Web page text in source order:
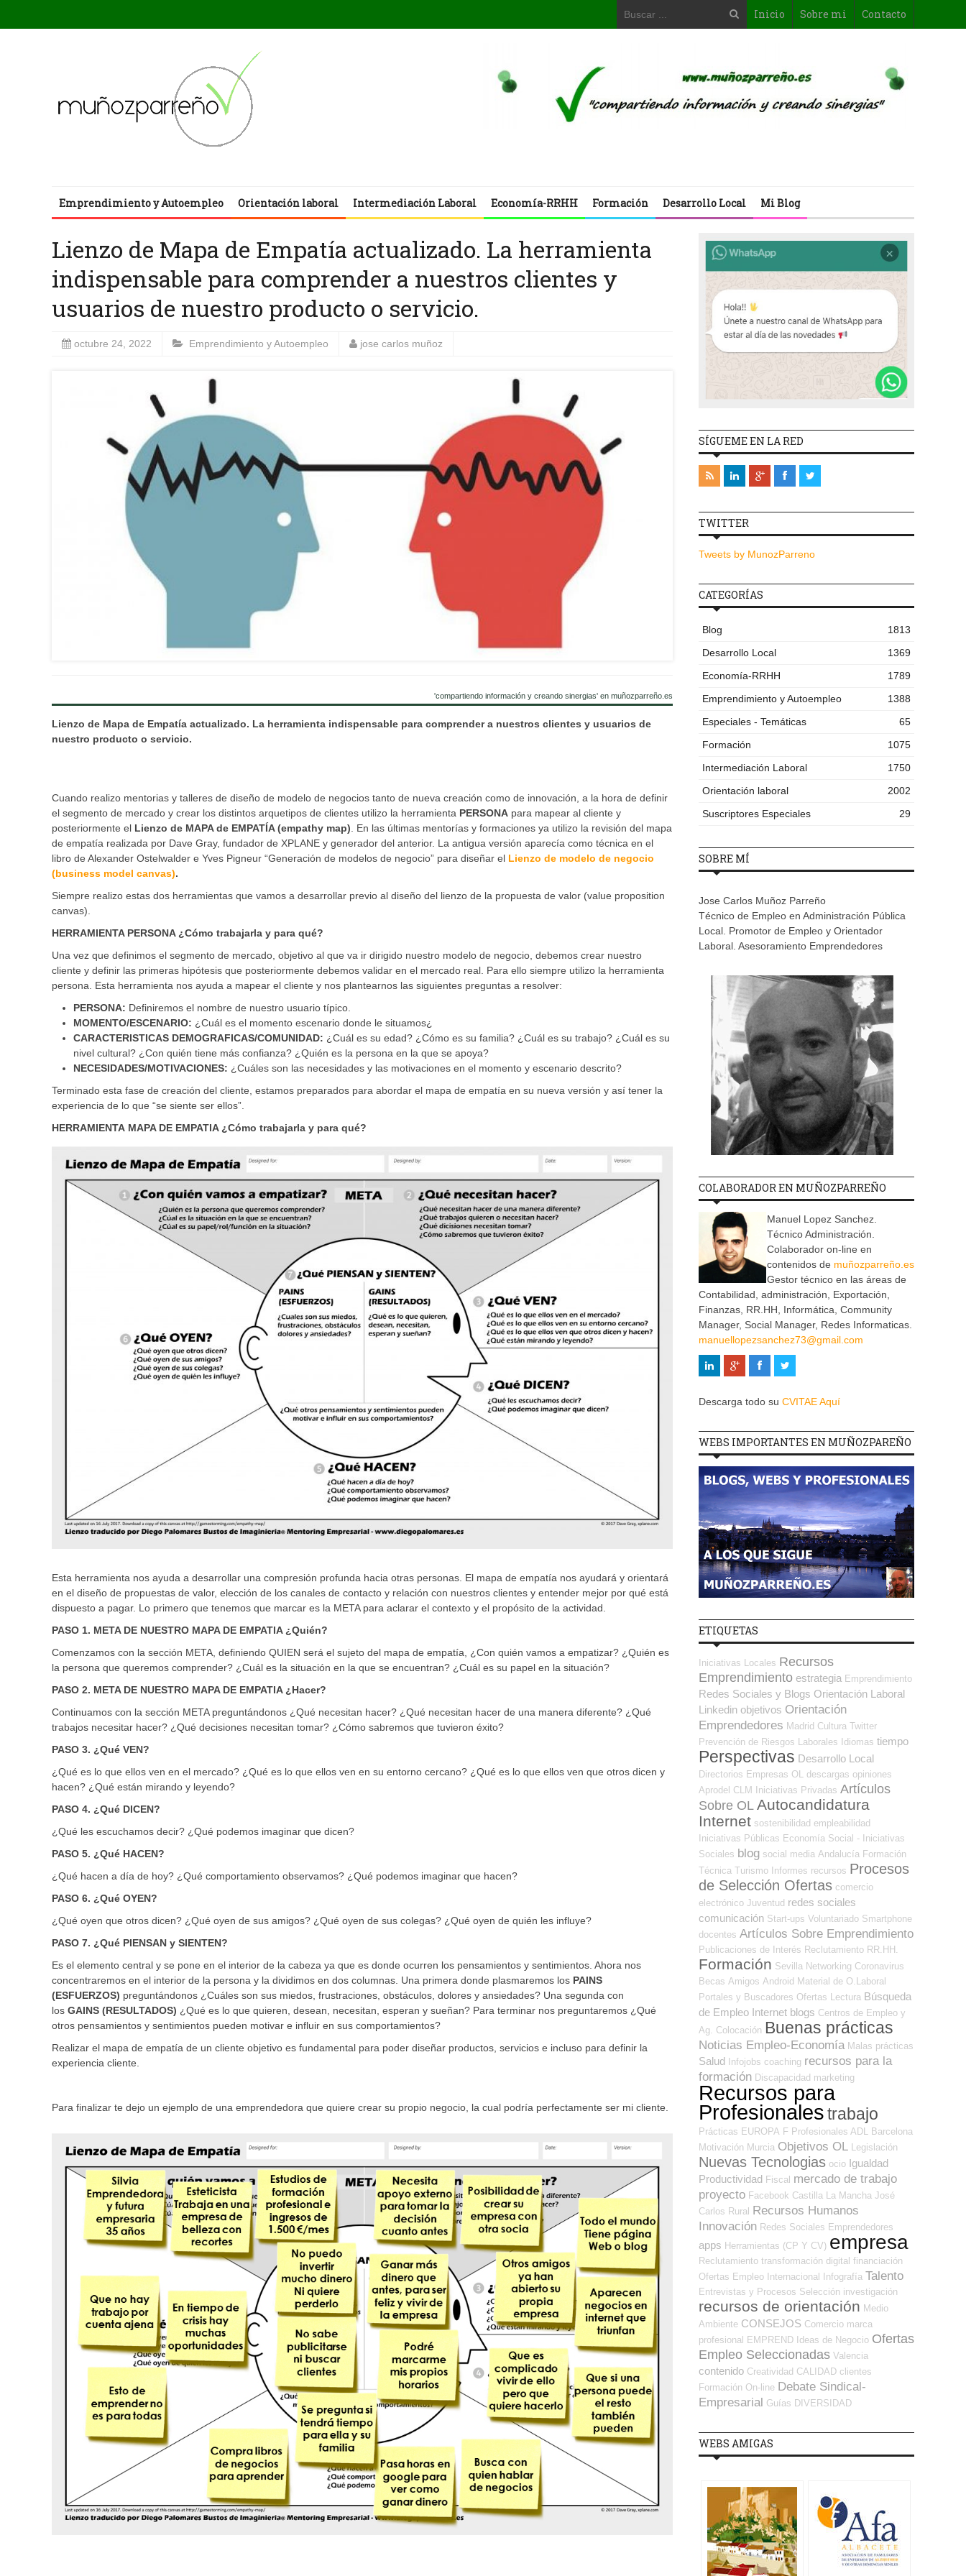
Inicio Sobre mi Contacto
Emprendimiento y Autoempleo Orientación laboral Intermediación Laboral Economía-RRHH Formación Desarrollo Local Mi Blog
Lienzo de Mapa de Empatía actualizado. La herramienta
indispensable para comprender a nuestros clientes y
usuarios de nuestro producto o servicio.
octubre 24, 2022 Emprendimiento y Autoempleo jose carlos muñoz
'compartiendo información y creando sinergias' en muñozparreño.es
Lienzo de Mapa de Empatía actualizado. La herramienta indispensable para comprender a nuestros clientes y usuarios de
nuestro producto o servicio.
Cuando realizo mentorias y talleres de diseño de modelo de negocios tanto de nueva creación como de innovación, a la hora de definir
el segmento de mercado y crear los distintos arquetipos de clientes utilizo la herramienta PERSONA para mapear al cliente y
posteriormente el Lienzo de MAPA de EMPATÍA (empathy map). En las últimas mentorías y formaciones ya utilizo la revisión del mapa
de empatía realizada por Dave Gray, fundador de XPLANE y generador del anterior. La antigua versión aparecía como técnica en el
libro de Alexander Ostelwalder e Yves Pigneur “Generación de modelos de negocio” para diseñar el Lienzo de modelo de negocio
(business model canvas).
Siempre realizo estas dos herramientas que vamos a desarrollar previo al diseño del lienzo de la propuesta de valor (value proposition
canvas).
HERRAMIENTA PERSONA ¿Cómo trabajarla y para qué?
Una vez que definimos el segmento de mercado, objetivo al que va ir dirigido nuestro modelo de negocio, debemos crear nuestro
cliente y definir las primeras hipótesis que posteriormente debemos validar en el mercado real. Para ello siempre utilizo la herramienta
persona. Esta herramienta nos ayuda a mapear el cliente y nos plantearnos las siguientes preguntas a resolver:
PERSONA: Definiremos el nombre de nuestro usuario típico.
MOMENTO/ESCENARIO: ¿Cuál es el momento escenario donde le situamos¿
CARACTERISTICAS DEMOGRAFICAS/COMUNIDAD: ¿Cuál es su edad? ¿Cómo es su familia? ¿Cuál es su trabajo? ¿Cuál es su
nivel cultural? ¿Con quién tiene más confianza? ¿Quién es la persona en la que se apoya?
NECESIDADES/MOTIVACIONES: ¿Cuáles son las necesidades y las motivaciones en el momento y escenario descrito?
Terminado esta fase de creación del cliente, estamos preparados para abordar el mapa de empatía en su nueva versión y así tener la
experiencia de lo que “se siente ser ellos”.
HERRAMIENTA MAPA DE EMPATIA ¿Cómo trabajarla y para qué?
Esta herramienta nos ayuda a desarrollar una compresión profunda hacia otras personas. El mapa de empatía nos ayudará y orientará
en el diseño de propuestas de valor, elección de los canales de contacto y relación con nuestros clientes y entender mejor por qué está
dispuesto a pagar. Lo primero que tenemos que marcar es la META para aclarar el contexto y el propósito de la actividad.
PASO 1. META DE NUESTRO MAPA DE EMPATIA ¿Quién?
Comenzamos con la sección META, definiendo QUIEN será el sujeto del mapa de empatía, ¿Con quién vamos a empatizar? ¿Quién es
la persona que queremos comprender? ¿Cuál es la situación en la que se encuentran? ¿Cuál es su papel en la situación?
PASO 2. META DE NUESTRO MAPA DE EMPATIA ¿Hacer?
Continuamos con la sección META preguntándonos ¿Qué necesitan hacer? ¿Qué necesitan hacer de una manera diferente? ¿Qué
trabajos necesitar hacer? ¿Qué decisiones necesitan tomar? ¿Cómo sabremos que tuvieron éxito?
PASO 3. ¿Qué VEN?
¿Qué es lo que ellos ven en el mercado? ¿Qué es lo que ellos ven en su entorno cercano? ¿Qué es lo que ellos ven que otros dicen y
hacen? ¿Qué están mirando y leyendo?
PASO 4. ¿Qué DICEN?
¿Qué les escuchamos decir? ¿Qué podemos imaginar que dicen?
PASO 5. ¿Qué HACEN?
¿Qué hacen a día de hoy? ¿Qué comportamiento observamos? ¿Qué podemos imaginar que hacen?
PASO 6. ¿Qué OYEN?
¿Qué oyen que otros dicen? ¿Qué oyen de sus amigos? ¿Qué oyen de sus colegas? ¿Qué oyen de quién les influye?
PASO 7. ¿Qué PIENSAN y SIENTEN?
Es el elemento central y se pone en el interior de la cabeza ya que es donde ocurren los pensamientos y sentimientos. Ahora nos
concentraremos en el interior de la persona y la dividimos en dos columnas. Una primera donde plasmaremos los PAINS
(ESFUERZOS) preguntándonos ¿Cuáles son sus miedos, frustraciones, obstáculos, dolores y ansiedades? Una segunda con
los GAINS (RESULTADOS) ¿Qué es lo que quieren, desean, necesitan, esperan y sueñan? Para terminar nos preguntaremos ¿Qué
otros pensamientos y sentimientos pueden motivar e influir en sus comportamientos?
Realizar el mapa de empatía de un cliente objetivo es fundamental para poder diseñar productos, servicios e incluso para definir la
experiencia cliente.
Para finalizar te dejo un ejemplo de una emprendedora que quiere crear su propio negocio, la cual podría perfectamente ser mi cliente.
SÍGUEME EN LA RED
TWITTER
Tweets by MunozParreno
CATEGORÍAS
Blog
1813
Desarrollo Local
1369
Economía-RRHH
1789
Emprendimiento y Autoempleo
1388
Especiales - Temáticas
65
Formación
1075
Intermediación Laboral
1750
Orientación laboral
2002
Suscriptores Especiales
29
SOBRE MÍ
Jose Carlos Muñoz Parreño
Técnico de Empleo en Administración Pública
Local. Promotor de Empleo y Orientador
Laboral. Asesoramiento Emprendedores
COLABORADOR EN MUÑOZPARREÑO
Manuel Lopez Sanchez.
Técnico Administración.
Colaborador on-line en
contenidos de muñozparreño.es
Gestor técnico en las áreas de
Contabilidad, administración, Exportación,
Finanzas, RR.HH, Informática, Community
Manager, Social Manager, Redes Informaticas.
manuellopezsanchez73@gmail.com
Descarga todo su CVITAE Aquí
WEBS IMPORTANTES EN MUÑOZPAREÑO
ETIQUETAS
Iniciativas Locales Recursos
Emprendimiento estrategia Emprendimiento
Redes Sociales y Blogs Orientación Laboral
Linkedin objetivos Orientación
Emprendedores Madrid Cultura Twitter
Prevención de Riesgos Laborales
Idiomas tiempo
Perspectivas Desarrollo Local
Directorios Empresas OL descargas opiniones
Aprodel CLM
Iniciativas Privadas Artículos
Sobre OL Autocandidatura
Internet sostenibilidad empleabilidad
Iniciativas Públicas Economía Social - Iniciativas
Sociales blog social media Andalucía Formación
Técnica Turismo Informes recursos Procesos
de Selección Ofertas comercio
electrónico Juventud redes sociales
comunicación Start-ups Voluntariado Smartphone
docentes Artículos Sobre Emprendimiento
Publicaciones de Interés Reclutamiento RR.HH.
Formación Sevilla Networking Coronavirus
Becas Amigos Android Material de O.Laboral
Portales y Buscadores Ofertas
Lectura Búsqueda
de Empleo Internet blogs Centros de Empleo y
Ag. Colocación Buenas prácticas
Noticias Empleo-Economía Malas prácticas
Salud Infojobs coaching recursos para la
formación Discapacidad marketing
Recursos para
Profesionalestrabajo
Prácticas EUROPA F Profesionales ADL
Barcelona
Motivación Murcia Objetivos OL Legislación
Nuevas Tecnologias ocio Igualdad
Productividad Fiscal mercado de trabajo
proyecto Facebook Castilla La Mancha José
Carlos Rural Recursos Humanos
Innovación Redes Sociales Emprendedores
apps Herramientas (CP Y CV) empresa
Reclutamiento transformación digital financiación
Ofertas Empleo Internacional
Infografía Talento
Entrevistas y Procesos Selección investigación
recursos de orientación Medio
Ambiente CONSEJOS Comercio marca
profesional
EMPREND Ideas de Negocio Ofertas
Empleo Seleccionadas Valencia
contenido Creatividad CALIDAD clientes
Formación On-line Debate Sindical-
Empresarial Guías DIVERSIDAD
WEBS AMIGAS